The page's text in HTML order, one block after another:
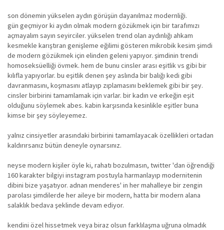
son dönemin yükselen aydın görüşün dayanılmaz modernliği.
gün geçmiyor ki aydın olmak modern gözükmek için bir tarafımızı
açmayalım sayın seyirciler. yükselen trend olan aydınlığı ahkam
kesmekle karıştıran genişleme eğilimi gösteren mikrobik kesim şimdi
de modern gözükmek için elinden geleni yapıyor. şimdinin trendi
homoseksüelliği övmek. hem de bunu cinsler arası eşitlik vs gibi bir
kılıfla yapıyorlar. bu eşitlik denen şey aslında bir balığı kedi gibi
davranmasını, koşmasını atlayıp zıplamasını beklemek gibi bir şey.
cinsler birbirini tamamlamak için varlar. bir kadın ve erkeğin eşit
olduğunu söylemek abes. kabin karşısında kesinlikle eşitler buna
kimse bir şey söyleyemez.
yalnız cinsiyetler arasındaki birbirini tamamlayacak özellikleri ortadan
kaldırırsanız bütün deneyle oynarsınız.
neyse modern kişiler öyle ki, rahatı bozulmasın, twitter 'dan öğrendiği
160 karakter bilgiyi instagram postuyla harmanlayıp modernitenin
dibini bize yaşatıyor. adnan menderes' in her mahalleye bir zengin
parolası şimdilerde her aileye bir modern, hatta bir modern alana
salaklık bedava şeklinde devam ediyor.
kendini özel hissetmek veya biraz olsun farklılaşma uğruna olmadık